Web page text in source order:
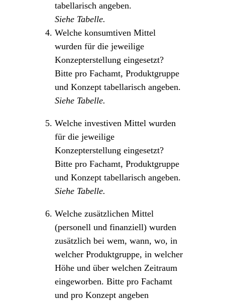
tabellarisch angeben.
Siehe Tabelle.
Welche konsumtiven Mittel
wurden für die jeweilige
Konzepterstellung eingesetzt?
Bitte pro Fachamt, Produktgruppe
und Konzept tabellarisch angeben.
Siehe Tabelle.
Welche investiven Mittel wurden
für die jeweilige
Konzepterstellung eingesetzt?
Bitte pro Fachamt, Produktgruppe
und Konzept tabellarisch angeben.
Siehe Tabelle.
Welche zusätzlichen Mittel
(personell und finanziell) wurden
zusätzlich bei wem, wann, wo, in
welcher Produktgruppe, in welcher
Höhe und über welchen Zeitraum
eingeworben. Bitte pro Fachamt
und pro Konzept angeben